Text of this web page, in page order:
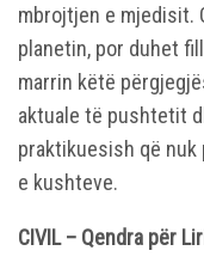
mbrojtjen e mjedisit.
planetin, por duhet
marrin këtë
aktuale të pushtetit
praktikuesish që
e kushteve.
CIVIL – Qendra për